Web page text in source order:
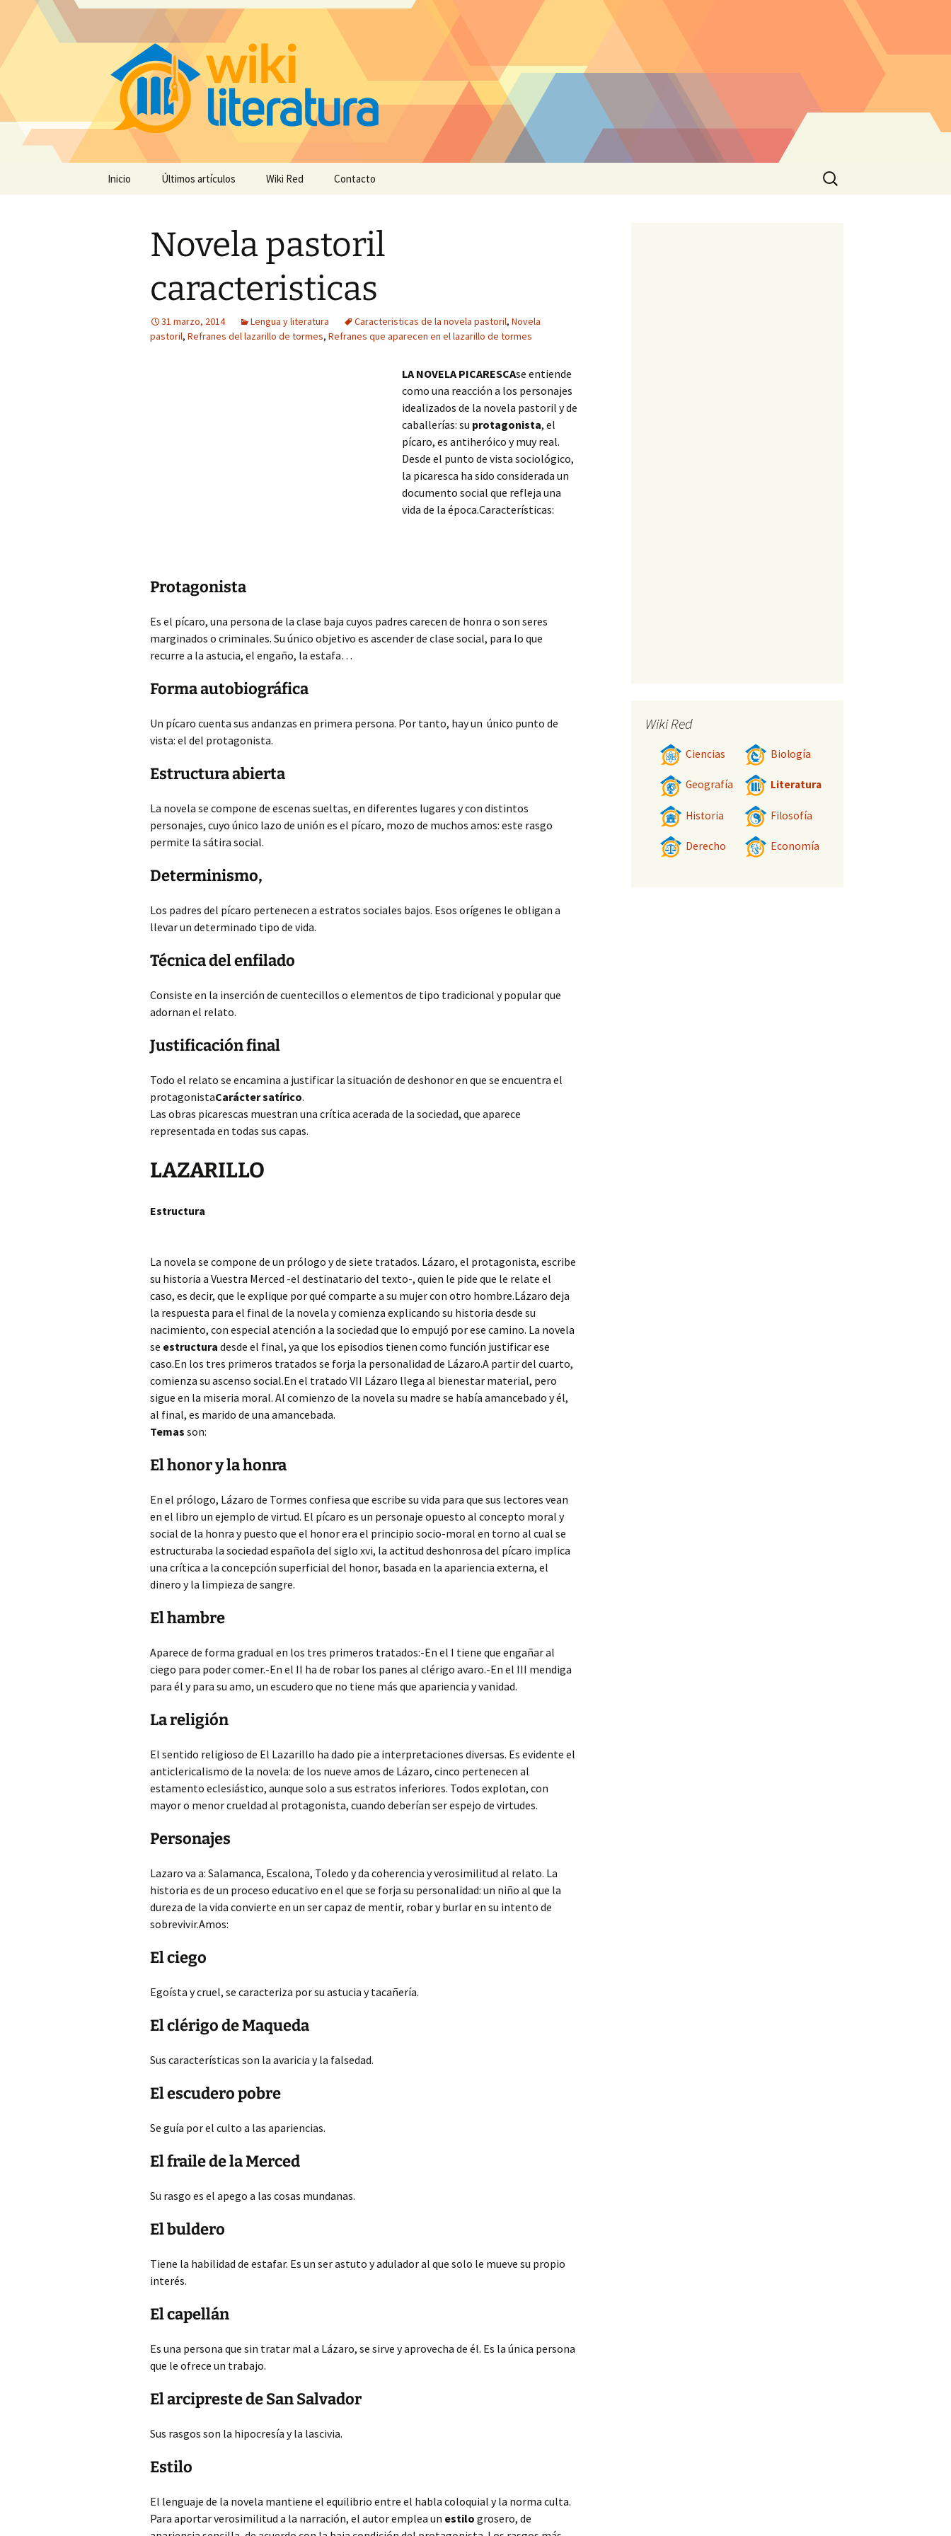
Inicio Últimos artículos Wiki Red Contacto
Buscar:
Novela pastoril
caracteristicas
31 marzo, 2014 Lengua y literatura Caracteristicas de la novela pastoril, Novela
pastoril, Refranes del lazarillo de tormes, Refranes que aparecen en el lazarillo de tormes
LA NOVELA PICARESCAse entiende
como una reacción a los personajes
idealizados de la novela pastoril y de
caballerías: su protagonista, el
pícaro, es antiheróico y muy real.
Desde el punto de vista sociológico,
la picaresca ha sido considerada un
documento social que refleja una
vida de la época.Características:
Protagonista
Es el pícaro, una persona de la clase baja cuyos padres carecen de honra o son seres
marginados o criminales. Su único objetivo es ascender de clase social, para lo que
recurre a la astucia, el engaño, la estafa…
Forma autobiográfica
Un pícaro cuenta sus andanzas en primera persona. Por tanto, hay un único punto de
vista: el del protagonista.
Estructura abierta
La novela se compone de escenas sueltas, en diferentes lugares y con distintos
personajes, cuyo único lazo de unión es el pícaro, mozo de muchos amos: este rasgo
permite la sátira social.
Determinismo,
Los padres del pícaro pertenecen a estratos sociales bajos. Esos orígenes le obligan a
llevar un determinado tipo de vida.
Técnica del enfilado
Consiste en la inserción de cuentecillos o elementos de tipo tradicional y popular que
adornan el relato.
Justificación final
Todo el relato se encamina a justificar la situación de deshonor en que se encuentra el
protagonistaCarácter satírico.
Las obras picarescas muestran una crítica acerada de la sociedad, que aparece
representada en todas sus capas.
LAZARILLO
Estructura
La novela se compone de un prólogo y de siete tratados. Lázaro, el protagonista, escribe
su historia a Vuestra Merced -el destinatario del texto-, quien le pide que le relate el
caso, es decir, que le explique por qué comparte a su mujer con otro hombre.Lázaro deja
la respuesta para el final de la novela y comienza explicando su historia desde su
nacimiento, con especial atención a la sociedad que lo empujó por ese camino. La novela
se estructura desde el final, ya que los episodios tienen como función justificar ese
caso.En los tres primeros tratados se forja la personalidad de Lázaro.A partir del cuarto,
comienza su ascenso social.En el tratado VII Lázaro llega al bienestar material, pero
sigue en la miseria moral. Al comienzo de la novela su madre se había amancebado y él,
al final, es marido de una amancebada.
Temas son:
El honor y la honra
En el prólogo, Lázaro de Tormes confiesa que escribe su vida para que sus lectores vean
en el libro un ejemplo de virtud. El pícaro es un personaje opuesto al concepto moral y
social de la honra y puesto que el honor era el principio socio-moral en torno al cual se
estructuraba la sociedad española del siglo xvi, la actitud deshonrosa del pícaro implica
una crítica a la concepción superficial del honor, basada en la apariencia externa, el
dinero y la limpieza de sangre.
El hambre
Aparece de forma gradual en los tres primeros tratados:-En el I tiene que engañar al
ciego para poder comer.-En el II ha de robar los panes al clérigo avaro.-En el III mendiga
para él y para su amo, un escudero que no tiene más que apariencia y vanidad.
La religión
El sentido religioso de El Lazarillo ha dado pie a interpretaciones diversas. Es evidente el
anticlericalismo de la novela: de los nueve amos de Lázaro, cinco pertenecen al
estamento eclesiástico, aunque solo a sus estratos inferiores. Todos explotan, con
mayor o menor crueldad al protagonista, cuando deberían ser espejo de virtudes.
Personajes
Lazaro va a: Salamanca, Escalona, Toledo y da coherencia y verosimilitud al relato. La
historia es de un proceso educativo en el que se forja su personalidad: un niño al que la
dureza de la vida convierte en un ser capaz de mentir, robar y burlar en su intento de
sobrevivir.Amos:
El ciego
Egoísta y cruel, se caracteriza por su astucia y tacañería.
El clérigo de Maqueda
Sus características son la avaricia y la falsedad.
El escudero pobre
Se guía por el culto a las apariencias.
El fraile de la Merced
Su rasgo es el apego a las cosas mundanas.
El buldero
Tiene la habilidad de estafar. Es un ser astuto y adulador al que solo le mueve su propio
interés.
El capellán
Es una persona que sin tratar mal a Lázaro, se sirve y aprovecha de él. Es la única persona
que le ofrece un trabajo.
El arcipreste de San Salvador
Sus rasgos son la hipocresía y la lascivia.
Estilo
El lenguaje de la novela mantiene el equilibrio entre el habla coloquial y la norma culta.
Para aportar verosimilitud a la narración, el autor emplea un estilo grosero, de
Wiki Red
Ciencias Biología
Geografía Literatura
Historia Filosofía
Derecho Economía